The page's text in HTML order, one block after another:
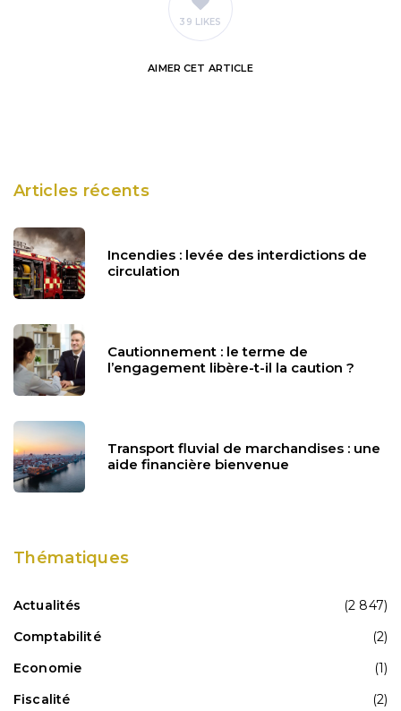
39 LIKES
AIMER CET ARTICLE
Articles récents
Incendies : levée des interdictions de
circulation
Cautionnement : le terme de
l’engagement libère-t-il la caution ?
Transport fluvial de marchandises : une
aide financière bienvenue
Thématiques
Actualités
(2 847)
Comptabilité
(2)
Economie
(1)
Fiscalité
(2)